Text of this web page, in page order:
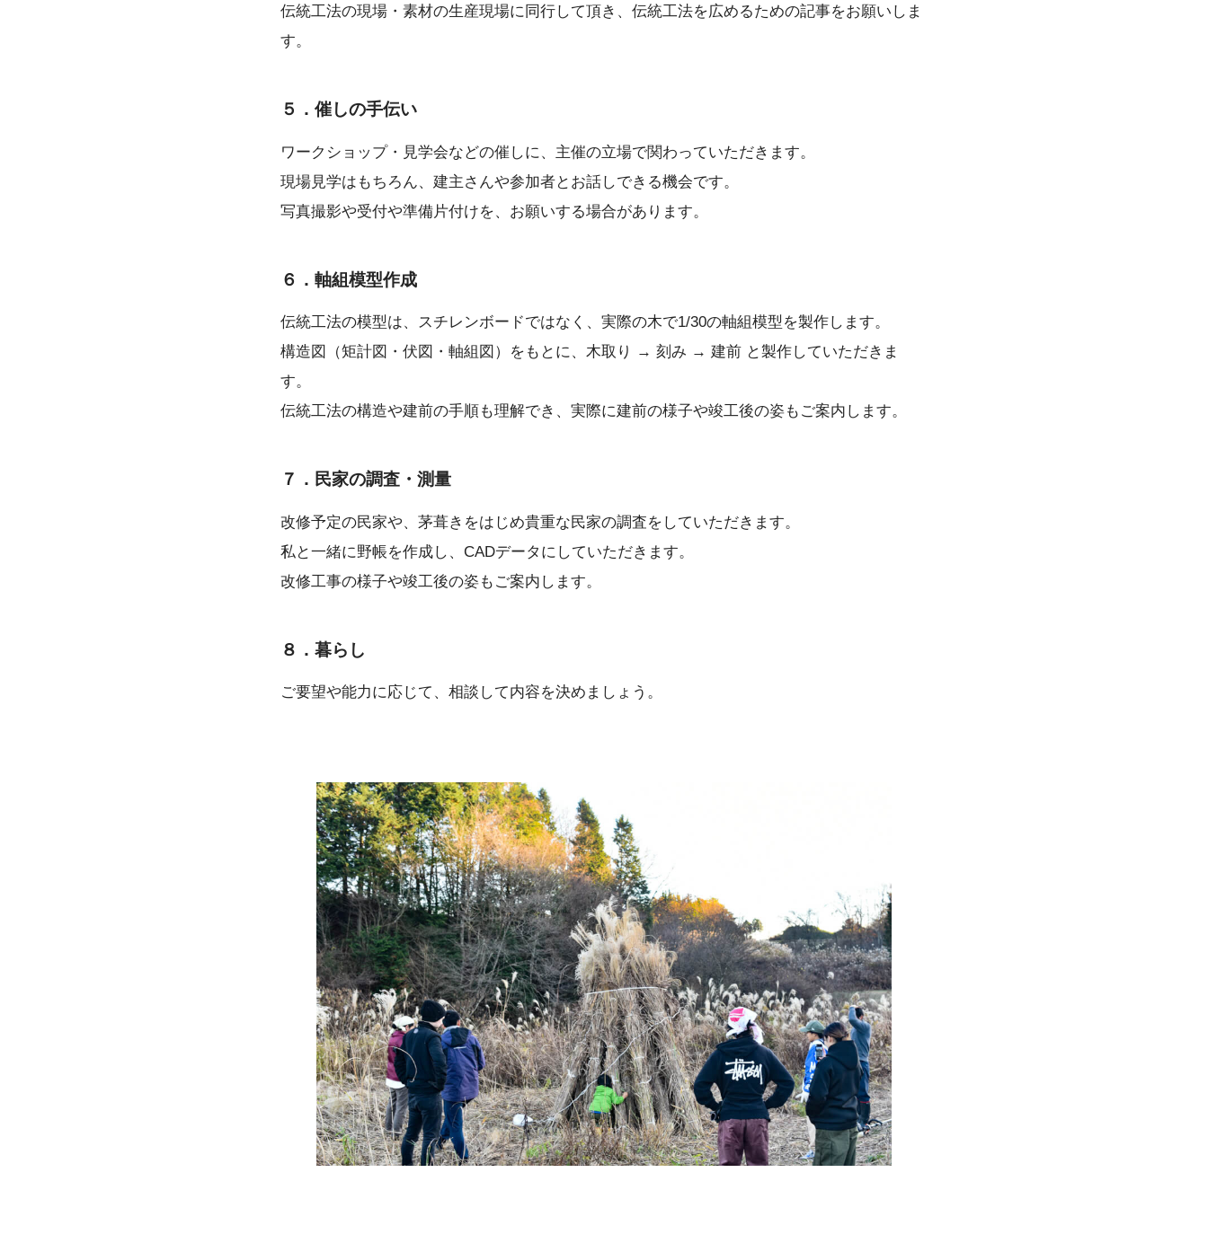
伝統工法の現場・素材の生産現場に同行して頂き、伝統工法を広めるための記事をお願いしま
す。
５．催しの手伝い
ワークショップ・見学会などの催しに、主催の立場で関わっていただきます。
現場見学はもちろん、建主さんや参加者とお話しできる機会です。
写真撮影や受付や準備片付けを、お願いする場合があります。
６．軸組模型作成
伝統工法の模型は、スチレンボードではなく、実際の木で1/30の軸組模型を製作します。
構造図（矩計図・伏図・軸組図）をもとに、木取り → 刻み → 建前 と製作していただきま
す。
伝統工法の構造や建前の手順も理解でき、実際に建前の様子や竣工後の姿もご案内します。
７．民家の調査・測量
改修予定の民家や、茅葺きをはじめ貴重な民家の調査をしていただきます。
私と一緒に野帳を作成し、CADデータにしていただきます。
改修工事の様子や竣工後の姿もご案内します。
８．暮らし
ご要望や能力に応じて、相談して内容を決めましょう。